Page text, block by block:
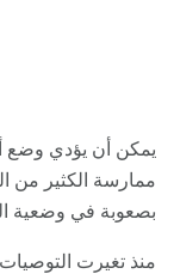
يمكن أن يؤدي وضع
ممارسة الكثير من
بصعوبة في وضعية
منذ تغيرت